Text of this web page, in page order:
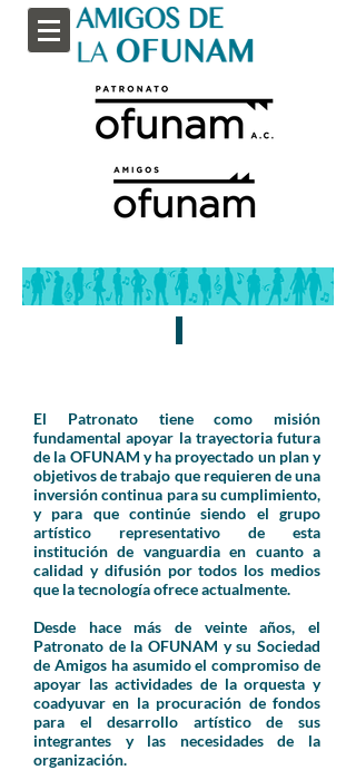
El Patronato tiene como misión
fundamental apoyar la trayectoria futura
de la OFUNAM y ha proyectado un plan y
objetivos de trabajo que requieren de una
inversión continua para su cumplimiento,
y para que continúe siendo el grupo
artístico representativo de esta
institución de vanguardia en cuanto a
calidad y difusión por todos los medios
que la tecnología ofrece actualmente.
Desde hace más de veinte años, el
Patronato de la OFUNAM y su Sociedad
de Amigosha asumido el compromiso de
apoyar las actividades de la orquesta y
coadyuvar en la procuración de fondos
para el desarrollo artístico de sus
integrantes y las necesidades de la
organización.